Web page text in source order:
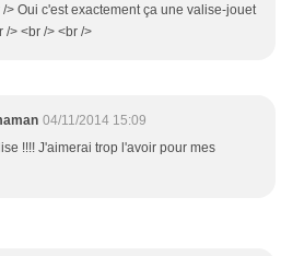
/> Oui c'est exactement ça une valise-jouet
/> <br /> <br />
04/11/2014 15:09
!!!! J'aimerai trop l'avoir pour mes